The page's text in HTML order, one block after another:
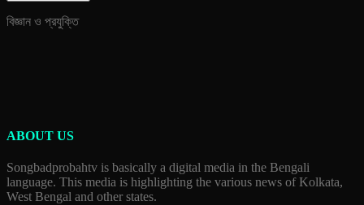
বিজ্ঞান ও প্রযুক্তি
ABOUT US
Songbadprobahtv is basically a digital media in the Bengali
language. This media is highlighting the various news of Kolkata,
West Bengal and other states.